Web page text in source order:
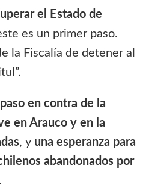
el Estado de
es un primer paso.
la Fiscalía de detener al
en contra de la
en Arauco y en la
, y una esperanza para
abandonados por